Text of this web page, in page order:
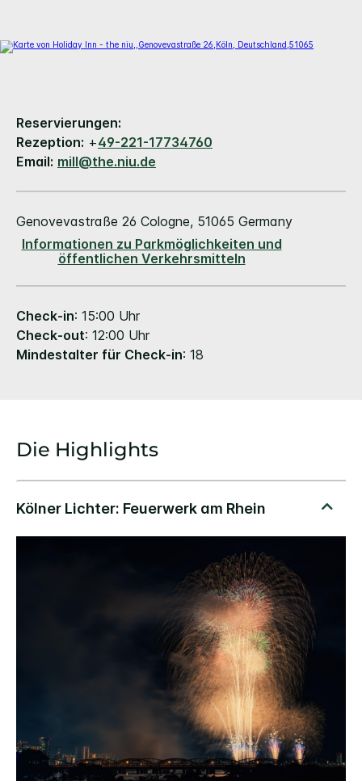
Reservierungen:
Rezeption: +49-221-17734760
Email: mill@the.niu.de
Genovevastraße 26 Cologne, 51065 Germany
Informationen zu Parkmöglichkeiten und
öffentlichen Verkehrsmitteln
Check-in: 15:00 Uhr
Check-out: 12:00 Uhr
Mindestalter für Check-in: 18
Die Highlights